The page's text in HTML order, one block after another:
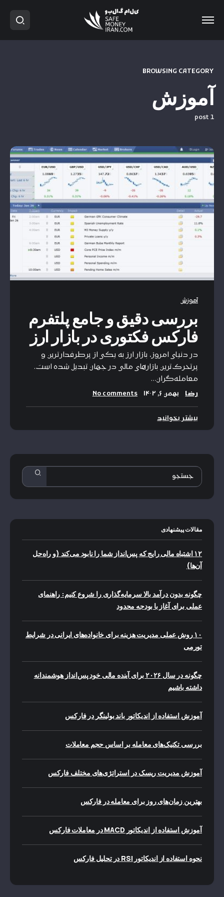
BROWSING CATEGORY
آموزش
1 post
آموزش
بررسی دقیق و جامع پلتفرم
فارکس فکتوری در بازار ارز
در دنیای امروز، بازار ارز به یکی از پرطرفدارترین و
پرتحرک‌ترین بازارهای مالی در جهان تبدیل شده است.
معامله‌گران…
رضا بهمن ۶, ۱۴۰۲ No comments
بیشتر بخوانید
مقالات پیشنهادی
۱۲ اشتباه مالی رایج که پس‌انداز شما را نابود می‌کند (و راه‌حل
آن‌ها)
چگونه بدون درآمد بالا سرمایه‌گذاری را شروع کنیم: راهنمای
عملی برای آغاز با بودجه محدود
۱۰ روش عملی مدیریت هزینه برای خانواده‌های ایرانی در شرایط
تورمی
چگونه در سال ۲۰۲۶ برای آینده مالی خود پس‌انداز هوشمندانه
داشته باشیم
آموزش استفاده از اندیکاتور باند بولینگر در فارکس
بررسی تکنیک‌های معامله بر اساس حجم معاملات
آموزش مدیریت ریسک در استراتژی‌های مختلف فارکس
بهترین زمان‌های روز برای معامله در فارکس
آموزش استفاده از اندیکاتور MACD در معاملات فارکس
نحوه استفاده از اندیکاتور RSI در تحلیل فارکس